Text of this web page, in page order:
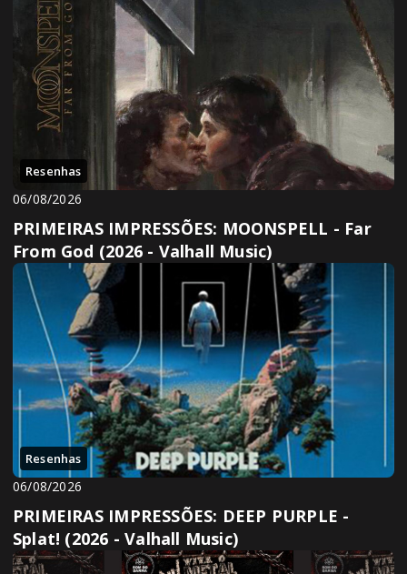
Resenhas
06/08/2026
PRIMEIRAS IMPRESSÕES: MOONSPELL - Far
From God (2026 - Valhall Music)
Resenhas
06/08/2026
PRIMEIRAS IMPRESSÕES: DEEP PURPLE -
Splat! (2026 - Valhall Music)